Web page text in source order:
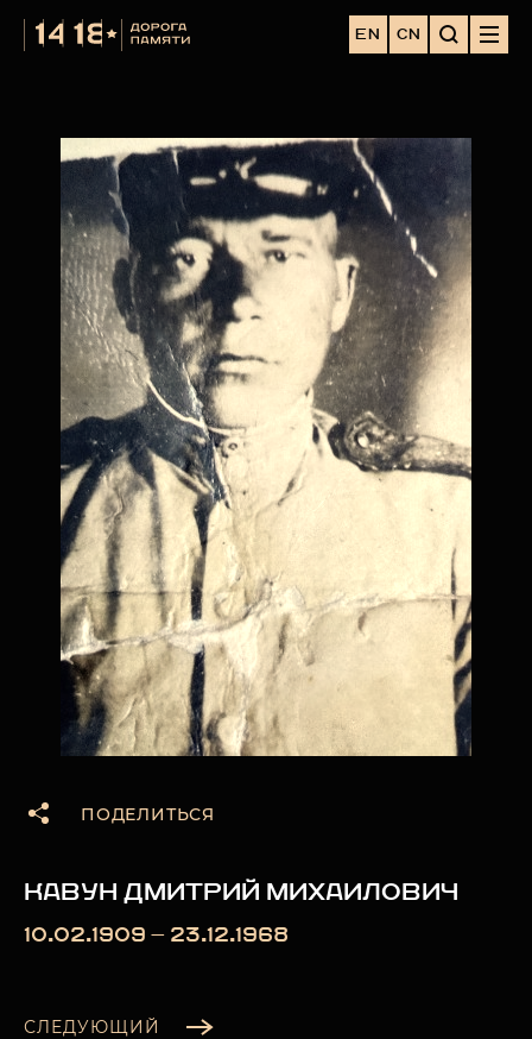
EN CN
ПОДЕЛИТЬСЯ
КАВУН ДМИТРИЙ МИХАИЛОВИЧ
10.02.1909 — 23.12.1968
СЛЕДУЮЩИЙ